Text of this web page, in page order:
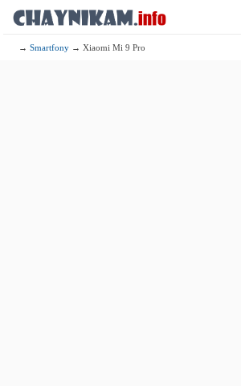
→Smartfony → Xiaomi Mi 9 Pro